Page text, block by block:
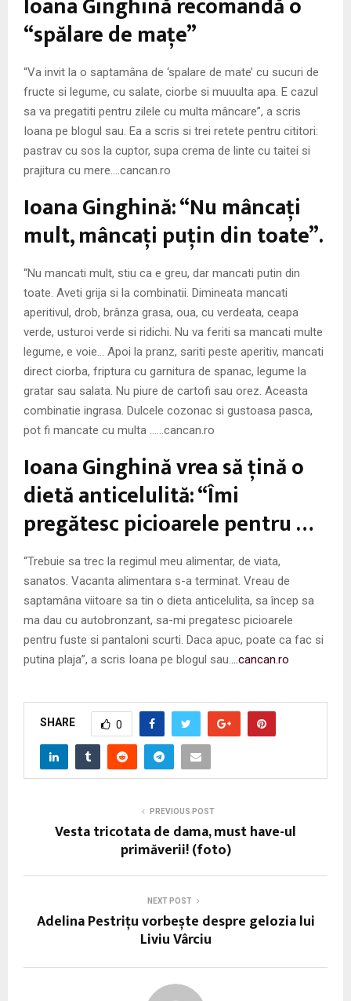
N
U
“spălare de maţe”
“Va invit la o saptamâna de ‘spalare de mate’ cu sucuri de
fructe si legume, cu salate, ciorbe si muuulta apa. E cazul
sa va pregatiti pentru zilele cu multa mâncare”, a scris
Ioana pe blogul sau. Ea a scris si trei retete pentru cititori:
pastrav cu sos la cuptor, supa crema de linte cu taitei si
prajitura cu mere….cancan.ro
Ioana Ginghină: “Nu mâncaţi
mult, mâncaţi puţin din toate”.
“Nu mancati mult, stiu ca e greu, dar mancati putin din
toate. Aveti grija si la combinatii. Dimineata mancati
aperitivul, drob, brânza grasa, oua, cu verdeata, ceapa
verde, usturoi verde si ridichi. Nu va feriti sa mancati multe
legume, e voie… Apoi la pranz, sariti peste aperitiv, mancati
direct ciorba, friptura cu garnitura de spanac, legume la
gratar sau salata. Nu piure de cartofi sau orez. Aceasta
combinatie ingrasa. Dulcele cozonac si gustoasa pasca,
pot fi mancate cu multa ……cancan.ro
Ioana Ginghină vrea să ţină o
dietă anticelulită: “Îmi
pregătesc picioarele pentru …
“Trebuie sa trec la regimul meu alimentar, de viata,
sanatos. Vacanta alimentara s-a terminat. Vreau de
saptamâna viitoare sa tin o dieta anticelulita, sa încep sa
ma dau cu autobronzant, sa-mi pregatesc picioarele
pentru fuste si pantaloni scurti. Daca apuc, poate ca fac si
putina plaja”, a scris Ioana pe blogul sau.
…cancan.ro
SHARE 0
PREVIOUS POST
Vesta tricotata de dama, must have-ul
primăverii! (foto)
NEXT POST
Adelina Pestrițu vorbește despre gelozia lui
Liviu Vârciu